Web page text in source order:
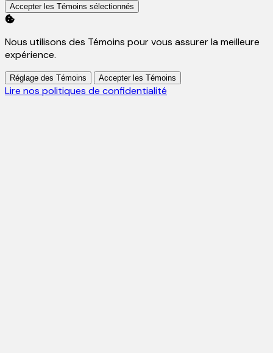
Accepter les Témoins sélectionnés
Nous utilisons des Témoins pour vous assurer la meilleure
expérience.
Réglage des Témoins Accepter les Témoins
Lire nos politiques de confidentialité